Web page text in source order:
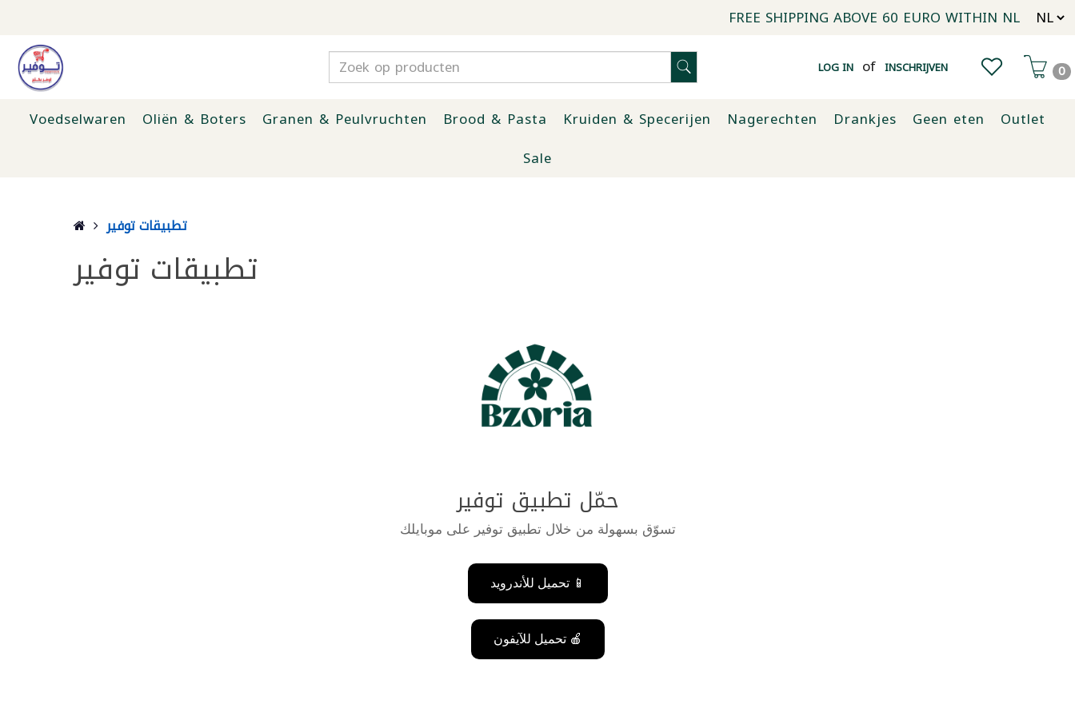
FREE SHIPPING ABOVE 60 EURO WITHIN NL
LOG IN of INSCHRIJVEN 0
Voedselwaren Oliën & Boters Granen & Peulvruchten Brood & Pasta Kruiden & Specerijen Nagerechten Drankjes Geen eten
Outlet
Sale
تطبيقات توفير
تطبيقات توفير
حمّل تطبيق توفير
تسوّق بسهولة من خلال تطبيق توفير على موبايلك
📱 تحميل للأندرويد
🍎 تحميل للآيفون